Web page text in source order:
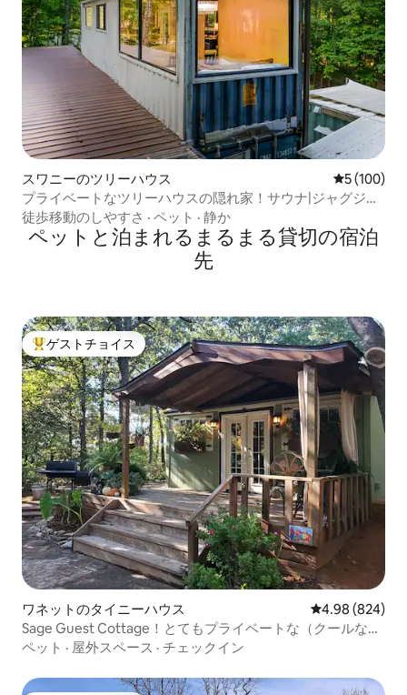
スワニーのツリーハウス レビュー
5 (100)
プライベートなツリーハウスの隠れ家！サウナ|ジャグジー|
プール
徒歩移動のしやすさ · ペット · 静か
ペットと泊まれるまるまる貸切の宿泊
先
大好評のゲストチョイスです。
ゲストチョイス
ワネットのタイニーハウス レビュー824
4.98 (824)
Sage Guest Cottage！とてもプライベートな（クールな）
ジャグジー！
ペット · 屋外スペース · チェックイン